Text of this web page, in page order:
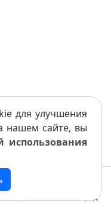
для улучшения
нашем сайте, вы
использования
Вперед